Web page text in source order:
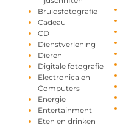
Bruidsfotografie
Cadeau
CD
Dienstverlening
Dieren
Digitale fotografie
Electronica en
Computers
Energie
Entertainment
Eten en drinken